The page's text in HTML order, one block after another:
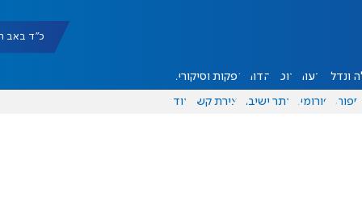
כ"ד באב תשפ"ו
ונדל"ן דעות אוכל יהדות הפקות וסיקורים
ספורט פורומים אתר ישיבה יצירת קשר עוד